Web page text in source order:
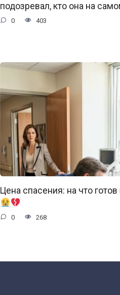
подозревал, кто она на
0 403
Цена спасения: на что готов
0 268